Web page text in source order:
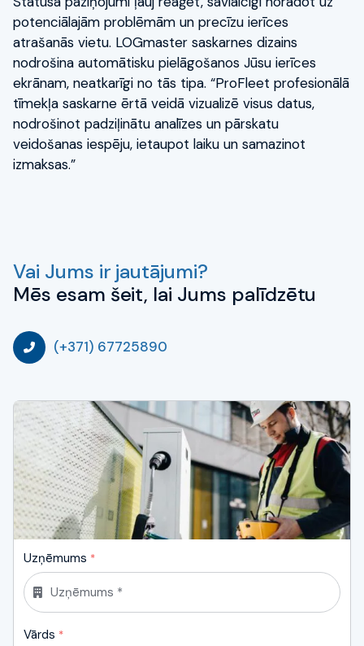
potenciālajām problēmām un precīzu ierīces
atrašanās vietu. LOGmaster saskarnes dizains
nodrošina automātisku pielāgošanos Jūsu ierīces
ekrānam, neatkarīgi no tās tipa. “ProFleet profesionālā
tīmekļa saskarne ērtā veidā vizualizē visus datus,
nodrošinot padziļinātu analīzes un pārskatu
veidošanas iespēju, ietaupot laiku un samazinot
izmaksas.”
Vai Jums ir jautājumi?
Mēs esam šeit, lai Jums palīdzētu
(+371) 67725890
Uzņēmums *
Vārds *